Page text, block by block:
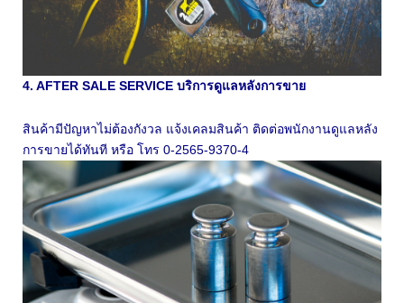
4. AFTER SALE SERVICE บริการดูแลหลังการขาย
สินค้ามีปัญหาไม่ต้องกังวล แจ้งเคลมสินค้า ติดต่อพนักงานดูแลหลัง
การขายได้ทันที หรือ โทร 0-2565-9370-4